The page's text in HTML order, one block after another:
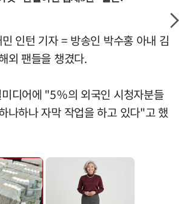
인턴 기자 = 방송인 박수홍 아내 김
외 팬들을 챙겼다.
디어에 "5％의 외국인 시청자분들
나하나 자막 작업을 하고 있다"고 했